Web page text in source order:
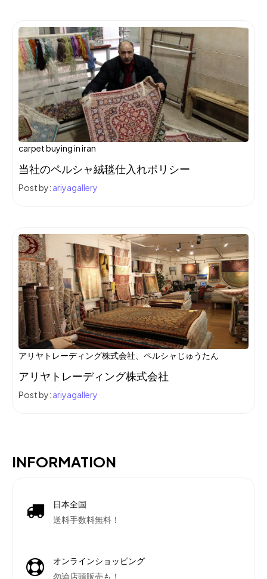
carpet buying in iran
当社のペルシャ絨毯仕入れポリシー
Post by: ariyagallery
アリヤトレーディング株式会社、ペルシャじゅうたん
アリヤトレーディング株式会社
Post by: ariyagallery
INFORMATION
日本全国
送料手数料無料！
オンラインショッピング
勿論店頭販売も！